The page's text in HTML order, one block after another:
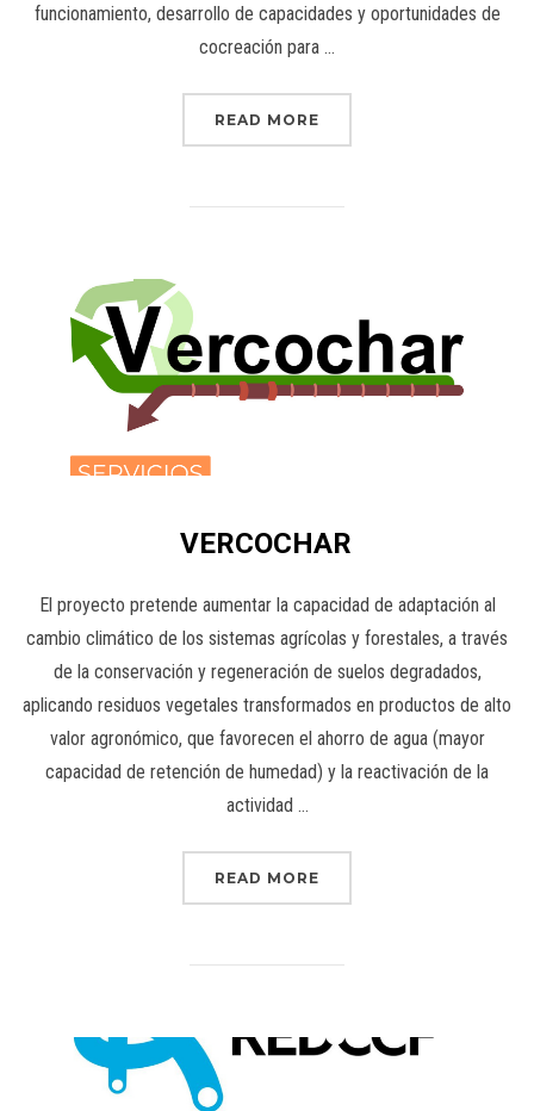
funcionamiento, desarrollo de capacidades y oportunidades de
cocreación para …
READ MORE
VERCOCHAR
El proyecto pretende aumentar la capacidad de adaptación al
cambio climático de los sistemas agrícolas y forestales, a través
de la conservación y regeneración de suelos degradados,
aplicando residuos vegetales transformados en productos de alto
valor agronómico, que favorecen el ahorro de agua (mayor
capacidad de retención de humedad) y la reactivación de la
actividad …
READ MORE